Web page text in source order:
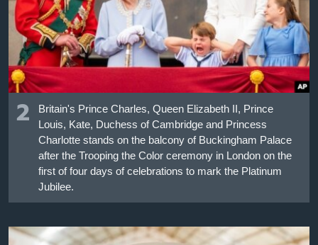
2
Britain's Prince Charles, Queen Elizabeth II, Prince
Louis, Kate, Duchess of Cambridge and Princess
Charlotte stands on the balcony of Buckingham Palace
after the Trooping the Color ceremony in London on the
first of four days of celebrations to mark the Platinum
Jubilee.